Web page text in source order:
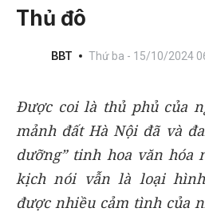
Thủ đô
BBT Thứ ba - 15/10/2024
Được coi là thủ phủ của
mảnh đất Hà Nội đã và
dưỡng” tinh hoa văn hóa
kịch nói vẫn là loại
được nhiều cảm tình của